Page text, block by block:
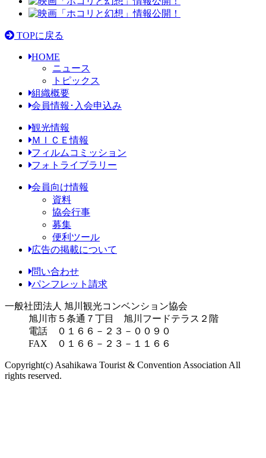
TOPに戻る
HOME
ニュース
トピックス
組織概要
会員情報･入会申込み
観光情報
ＭＩＣＥ情報
フィルムコミッション
フォトライブラリー
会員向け情報
資料
協会行事
募集
便利ツール
広告の掲載について
問い合わせ
パンフレット請求
一般社団法人 旭川観光コンベンション協会
旭川市５条通７丁目 旭川フードテラス２階
電話 ０１６６－２３－００９０
FAX ０１６６－２３－１１６６
Copyright(c) Asahikawa Tourist & Convention Association All
rights reserved.